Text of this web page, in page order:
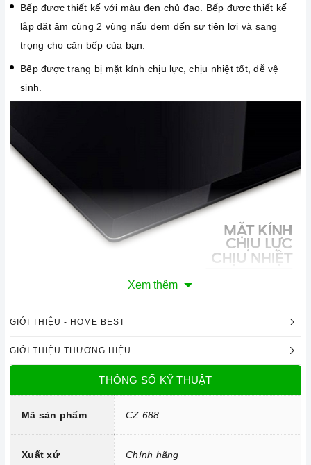
Bếp được thiết kế với màu đen chủ đạo. Bếp được thiết kế
lắp đặt âm cùng 2 vùng nấu đem đến sự tiện lợi và sang
trọng cho căn bếp của bạn.
Bếp được trang bị mặt kính chịu lực, chịu nhiệt tốt, dễ vệ
sinh.
Mặt kính chịu lực, chịu nhiệt
Công nghệ hiện đại
Linh kiện: Mâm đốt Sabaf.
Hệ thống đánh lửa bằng pin IC.
Xem thêm
GIỚI THIỆU - HOME BEST
GIỚI THIỆU THƯƠNG HIỆU
THÔNG SỐ KỸ THUẬT
Mã sản phẩm CZ 688
Xuất xứ Chính hãng